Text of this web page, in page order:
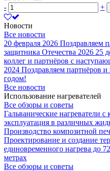
-
+
Новости
Все новости
20 февраля 2026 Поздравляем
защитника Отечества 2026 25
коллег и партнёров с
2024 Поздравляем партнёров
годом!
Все новости
Использование нагревателей
Все обзоры и советы
Гальванические нагреватели с
эксплуатация в различных
Производство композитной
Проектирование и создание
единовременного нагрева до
метрах
Все обзоры и советы